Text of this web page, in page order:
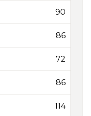
90
86
72
86
114